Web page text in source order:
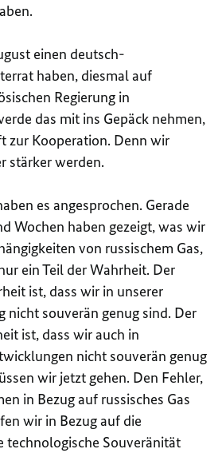
einen deutsch-
haben, diesmal auf
Regierung in
das mit ins Gepäck nehmen,
zur Kooperation. Denn wir
stärker werden.
es angesprochen. Gerade
Wochen haben gezeigt, was wir
von russischem Gas,
ein Teil der Wahrheit. Der
ist, dass wir in unserer
nicht souverän genug sind. Der
ist, dass wir auch in
nicht souverän genug
wir jetzt gehen. Den Fehler,
in Bezug auf russisches Gas
wir in Bezug auf die
technologische Souveränität